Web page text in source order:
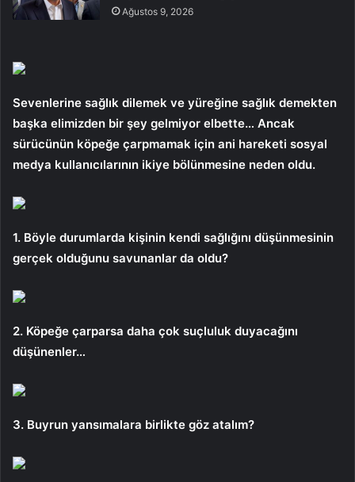
Ağustos 9, 2026
Sevenlerine sağlık dilemek ve yüreğine sağlık demekten
başka elimizden bir şey gelmiyor elbette… Ancak
sürücünün köpeğe çarpmamak için ani hareketi sosyal
medya kullanıcılarının ikiye bölünmesine neden oldu.
1. Böyle durumlarda kişinin kendi sağlığını düşünmesinin
gerçek olduğunu savunanlar da oldu?
2. Köpeğe çarparsa daha çok suçluluk duyacağını
düşünenler…
3. Buyrun yansımalara birlikte göz atalım?